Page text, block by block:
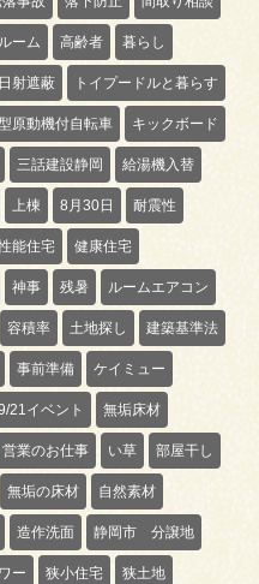
ーム 高齢者 暮らし
日射遮蔽 トイプードルと暮らす
原動機付自転車 キックボード
三話建設静岡 給湯機入替
上棟 8月30日 耐震性
能住宅 健康住宅
神事 残暑 ルームエアコン
容積率 土地探し 建築基準法
事前準備 ケイミュー
21イベント 無垢床材
営業のお仕事 い草 部屋干し
無垢の床材 自然素材
造作洗面 静岡市 分譲地
ー 狭小住宅 狭土地